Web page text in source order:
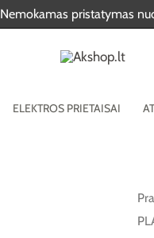
Nemokamas pristatymas
ELEKTROS PRIETAISAI